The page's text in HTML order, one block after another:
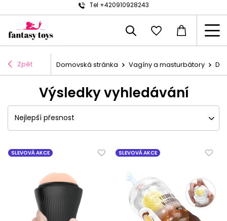
Tel +420910928243
Zpět Domovská stránka Vagíny a masturbátory
Výsledky vyhledávání
Nejlepší přesnost
SLEVOVÁ AKCE SLEVOVÁ AKCE